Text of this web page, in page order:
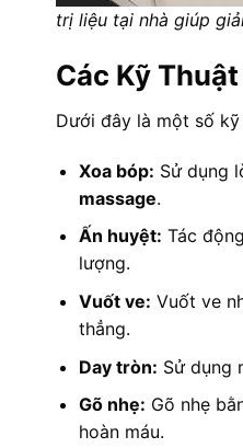
trị liệu tại nhà giúp
Các Kỹ
Dưới đây là một số
Xoa bóp: Sử dụng
massage.
Ấn huyệt: Tác
lượng.
Vuốt ve: Vuốt ve
thẳng.
Day tròn: Sử dụng
Gõ nhẹ: Gõ nhẹ
hoàn máu.